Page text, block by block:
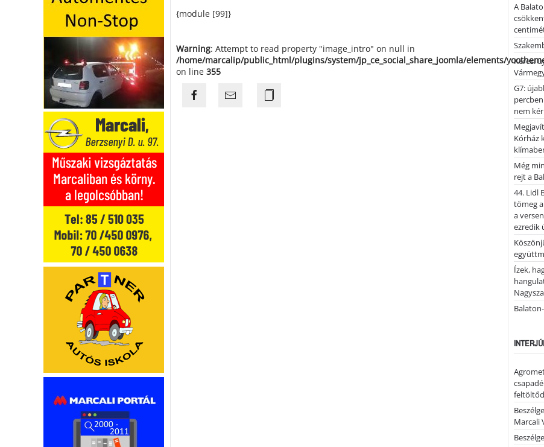
{module [99]}
Warning: Attempt to read property "image_intro" on null in
/home/marcalip/public_html/plugins/system/jp_ce_social_share_joomla/elements/
on line 355
A
Keresi
G7:
nem
Kórház
Még
rejt a
44. Lidl
tömeg
a
ezredik
Ízek,
Marcali